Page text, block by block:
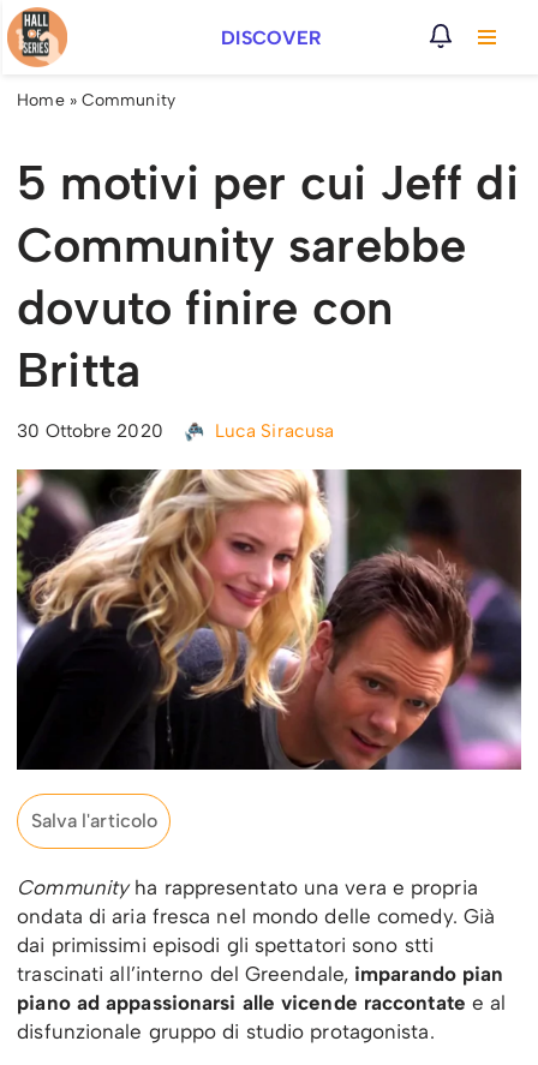
Vai
al
DISCOVER
Home» Community
5 motivi per cui Jeff di
Community sarebbe
dovuto finire con
Britta
30 Ottobre 2020 Luca Siracusa
Salva l'articolo
Communityha rappresentato una vera e propria
ondata di aria fresca nel mondo delle comedy. Già
dai primissimi episodi gli spettatori sono stti
trascinati all’interno del Greendale, imparando pian
piano ad appassionarsi alle vicende raccontate e al
disfunzionale gruppo di studio protagonista.